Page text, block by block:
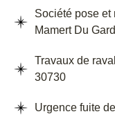
Société pose et
Mamert Du
Travaux de
30730
Urgence fuite